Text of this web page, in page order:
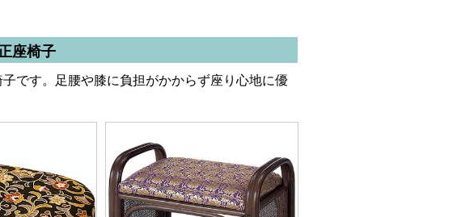
座椅子
です。足腰や膝に負担がかからず座り心地に優